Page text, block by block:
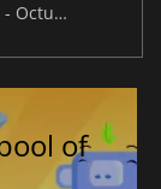
Lanzamientos de videojuegos esta semana - Octubre 2025 (Semana 43)
of